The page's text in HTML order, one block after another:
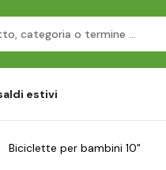
estivi
Biciclette per bambini 10"